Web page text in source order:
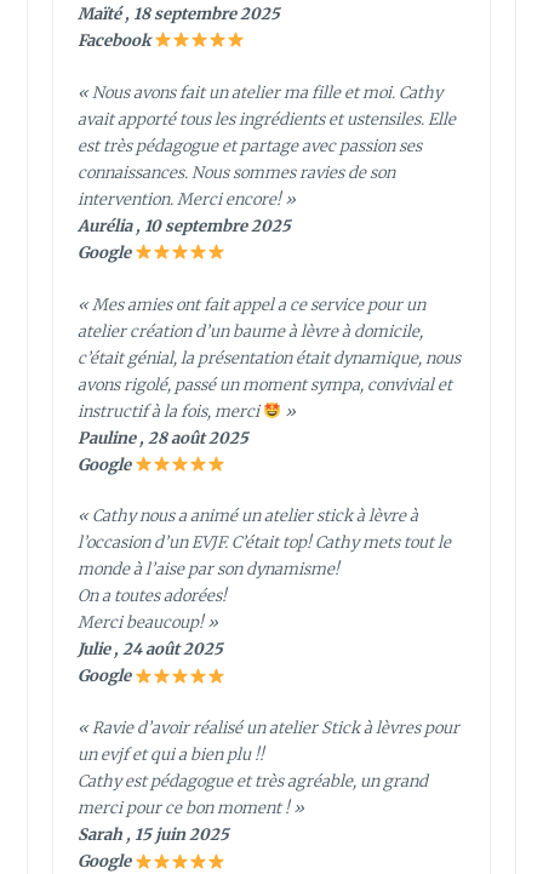
Maïté , 18 septembre 2025
Facebook
« Nous avons fait un atelier ma fille et moi. Cathy
avait apporté tous les ingrédients et ustensiles. Elle
est très pédagogue et partage avec passion ses
connaissances. Nous sommes ravies de son
intervention. Merci encore! »
Aurélia , 10 septembre 2025
Google
« Mes amies ont fait appel a ce service pour un
atelier création d’un baume à lèvre à domicile,
c’était génial, la présentation était dynamique, nous
avons rigolé, passé un moment sympa, convivial et
instructif à la fois, merci
»
Pauline , 28 août 2025
Google
« Cathy nous a animé un atelier stick à lèvre à
l’occasion d’un EVJF. C’était top! Cathy mets tout le
monde à l’aise par son dynamisme!
On a toutes adorées!
Merci beaucoup! »
Julie , 24 août 2025
Google
« Ravie d’avoir réalisé un atelier Stick à lèvres pour
un evjf et qui a bien plu !!
Cathy est pédagogue et très agréable, un grand
merci pour ce bon moment ! »
Sarah , 15 juin 2025
Google